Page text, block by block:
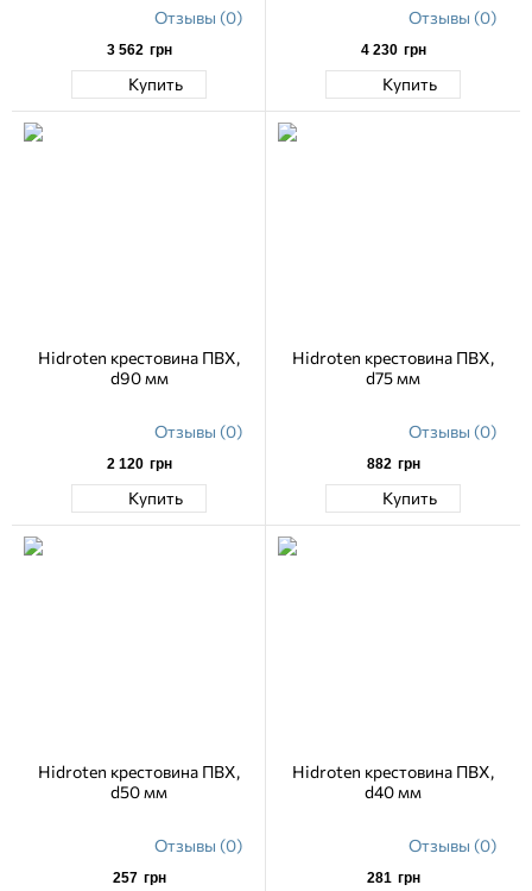
Отзывы (0)
3 562 грн
Купить
Отзывы (0)
4 230 грн
Купить
Hidroten крестовина ПВХ,
d90 мм
Отзывы (0)
2 120 грн
Купить
Hidroten крестовина ПВХ,
d75 мм
Отзывы (0)
882 грн
Купить
Hidroten крестовина ПВХ,
d50 мм
Отзывы (0)
257 грн
Hidroten крестовина ПВХ,
d40 мм
Отзывы (0)
281 грн